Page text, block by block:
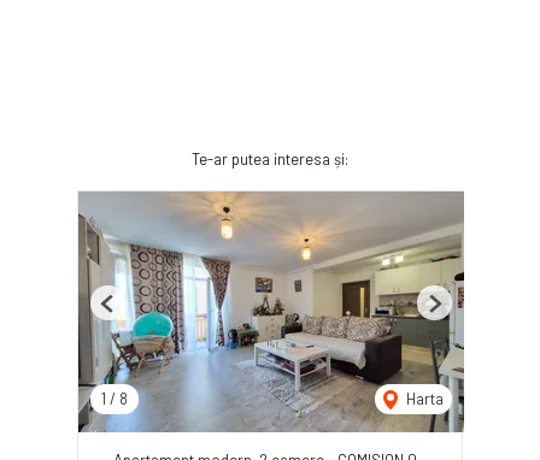
Te-ar putea interesa și:
1 / 8 Harta
Previous Next